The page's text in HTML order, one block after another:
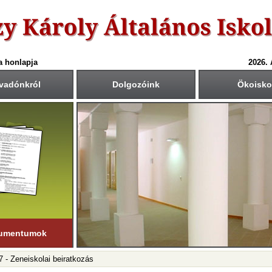
honlapja
2026.
Dolgozóink
nap:
1. (hétfő)
tanítási nap:
19. (péntek)
napok száma:
nap
félév
23-igtart.
Csengetési rend
1.: 7 - 840
2.: 9 45
4.: 10
5.: 11
6.: 12
7.: 13
8.: 14 - 15
Közös fogadóórák
Krétában kiértesített
- Zeneiskolai beiratkozás